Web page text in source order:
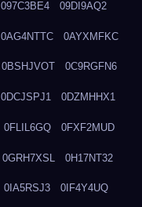
097C3BE4 09DI9AQ2
0AG4NTTC 0AYXMFKC
0BSHJVOT 0C9RGFN6
0DCJSPJ1 0DZMHHX1
0FLIL6GQ 0FXF2MUD
0GRH7XSL 0H17NT32
0IA5RSJ3 0IF4Y4UQ